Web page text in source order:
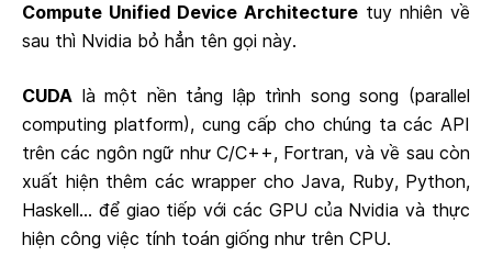
Compute Unified Device Architecture tuy nhiên về
sau thì Nvidia bỏ hẳn tên gọi này.
CUDA là một nền tảng lập trình song song (parallel
computing platform), cung cấp cho chúng ta các API
trên các ngôn ngữ như C/C++, Fortran, và về sau còn
xuất hiện thêm các wrapper cho Java, Ruby, Python,
Haskell... để giao tiếp với các GPU của Nvidia và thực
hiện công việc tính toán giống như trên CPU.